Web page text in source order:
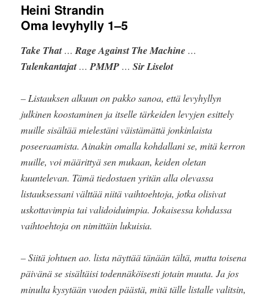
Heini Strandin
Oma levyhylly 1–5
Take That…Rage Against The Machine …
Tulenkantajat…PMMP …Sir Liselot
– Listauksen alkuun on pakko sanoa, että levyhyllyn
julkinen koostaminen ja itselle tärkeiden levyjen esittely
muille sisältää mielestäni väistämättä jonkinlaista
poseeraamista. Ainakin omalla kohdallani se, mitä kerron
muille, voi määrittyä sen mukaan, keiden oletan
kuuntelevan. Tämä tiedostaen yritän alla olevassa
listauksessani välttää niitä vaihtoehtoja, jotka olisivat
uskottavimpia tai validoiduimpia. Jokaisessa kohdassa
vaihtoehtoja on nimittäin lukuisia.
– Siitä johtuen ao. lista näyttää tänään tältä, mutta toisena
päivänä se sisältäisi todennäköisesti jotain muuta. Ja jos
minulta kysytään vuoden päästä, mitä tälle listalle valitsin,